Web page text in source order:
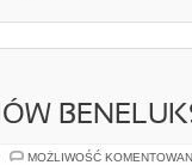
MOŻLIWOŚĆ